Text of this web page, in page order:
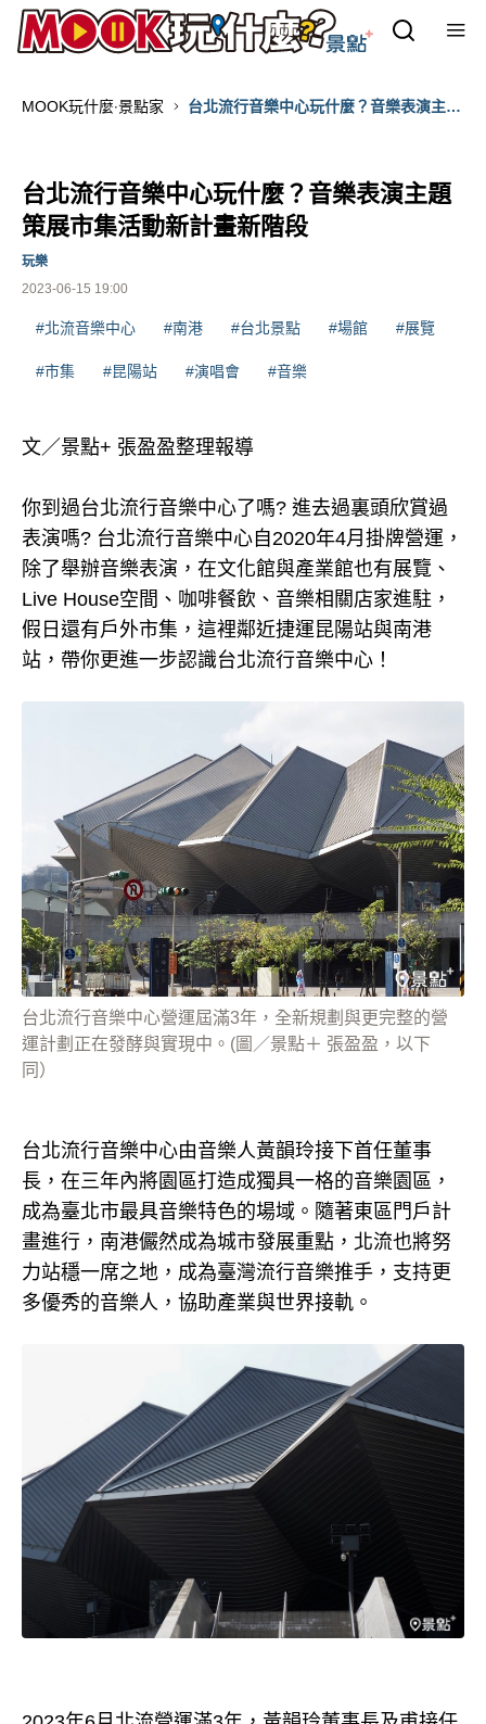
MOOK玩什麼‧景點家
台北流行音樂中心玩什麼？音樂表演主題
台北流行音樂中心玩什麼？音樂表演主題
策展市集活動新計畫新階段
2023-06-15 19:00
玩樂
#北流音樂中心 #南港 #台北景點 #場館 #展覽
#市集 #昆陽站 #演唱會 #音樂
文／景點+ 張盈盈整理報導
你到過台北流行音樂中心了嗎? 進去過裏頭欣賞過
表演嗎? 台北流行音樂中心自2020年4月掛牌營運，
除了舉辦音樂表演，在文化館與產業館也有展覽、
Live House空間、咖啡餐飲、音樂相關店家進駐，
假日還有戶外市集，這裡鄰近捷運昆陽站與南港
站，帶你更進一步認識台北流行音樂中心！
台北流行音樂中心營運屆滿3年，全新規劃與更完整的營
運計劃正在發酵與實現中。(圖／景點＋ 張盈盈，以下
同）
台北流行音樂中心由音樂人黃韻玲接下首任董事
長，在三年內將園區打造成獨具一格的音樂園區，
成為臺北市最具音樂特色的場域。隨著東區門戶計
畫進行，南港儼然成為城市發展重點，北流也將努
力站穩一席之地，成為臺灣流行音樂推手，支持更
多優秀的音樂人，協助產業與世界接軌。